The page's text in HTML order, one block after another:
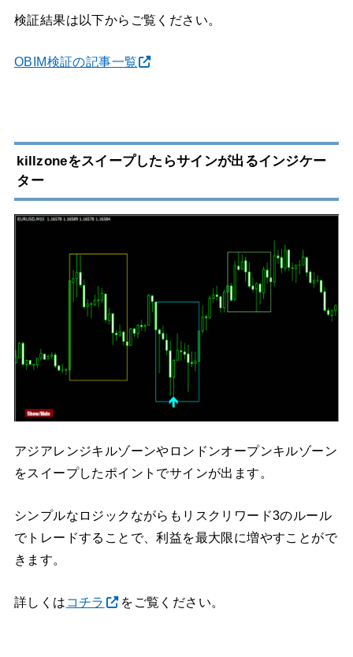
検証結果は以下からご覧ください。
OBIM検証の記事一覧
killzoneをスイープしたらサインが出るインジケー
ター
アジアレンジキルゾーンやロンドンオープンキルゾーン
をスイープしたポイントでサインが出ます。
シンプルなロジックながらもリスクリワード3のルール
でトレードすることで、利益を最大限に増やすことがで
きます。
詳しくは コチラ をご覧ください。